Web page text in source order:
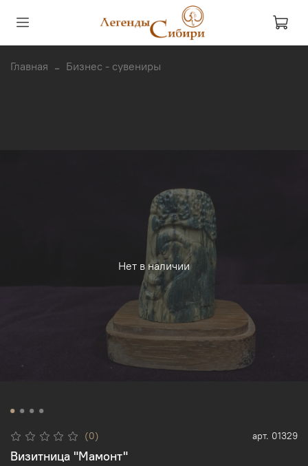
Главная Бизнес - сувениры
Нет в наличии
(0) арт. 01329
Визитница "Мамонт"